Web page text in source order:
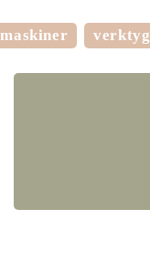
maskiner verktyg